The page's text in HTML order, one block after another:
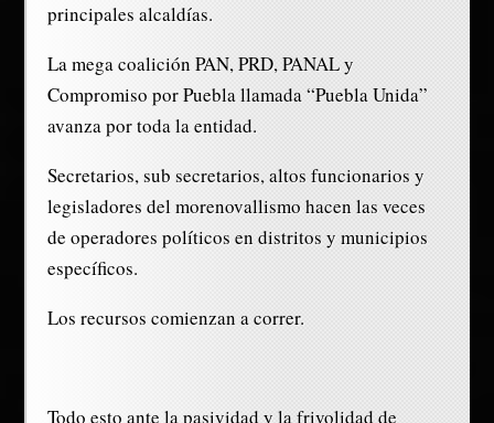
principales alcaldías.
La mega coalición PAN, PRD, PANAL y
Compromiso por Puebla llamada “Puebla Unida”
avanza por toda la entidad.
Secretarios, sub secretarios, altos funcionarios y
legisladores del morenovallismo hacen las veces
de operadores políticos en distritos y municipios
específicos.
Los recursos comienzan a correr.
Todo esto ante la pasividad y la frivolidad de